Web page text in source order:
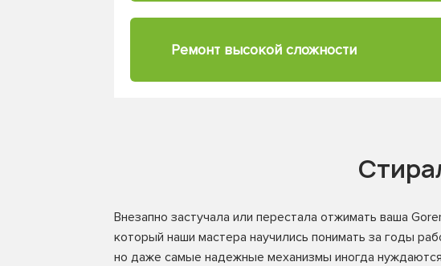
Ремонт высокой сложности
Внезапно застучала или перестала отжимать ваша
который наши мастера научились понимать за годы
но даже самые надежные механизмы иногда